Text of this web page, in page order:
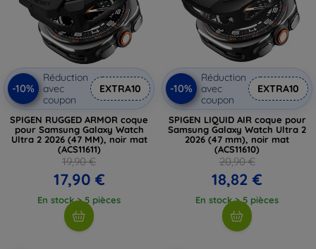
-10%
Réduction
avec
coupon
EXTRA10
SPIGEN RUGGED ARMOR coque
pour Samsung Galaxy Watch
Ultra 2 2026 (47 MM), noir mat
(ACS11611)
19,90 €
17,90 €
En stock > 5 pièces
-10%
Réduction
avec
coupon
EXTRA10
SPIGEN LIQUID AIR coque pour
Samsung Galaxy Watch Ultra 2
2026 (47 mm), noir mat
(ACS11610)
20,90 €
18,82 €
En stock > 5 pièces